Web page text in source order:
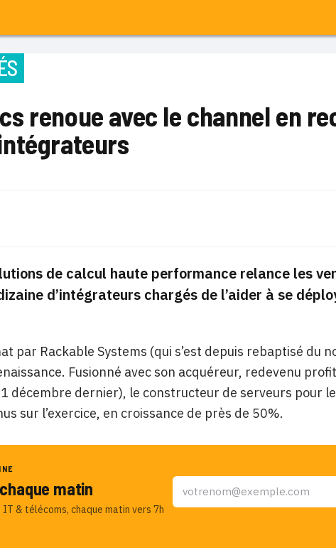
renoue avec le channel en
de calcul haute performance relance les
d’intégrateurs chargés de l’aider à se
par Rackable Systems (qui s’est depuis rebaptisé du
Fusionné avec son acquéreur, redevenu
décembre dernier), le constructeur de serveurs pour
sur l’exercice, en croissance de près de 50%.
matin
& télécoms, chaque matin vers 7h